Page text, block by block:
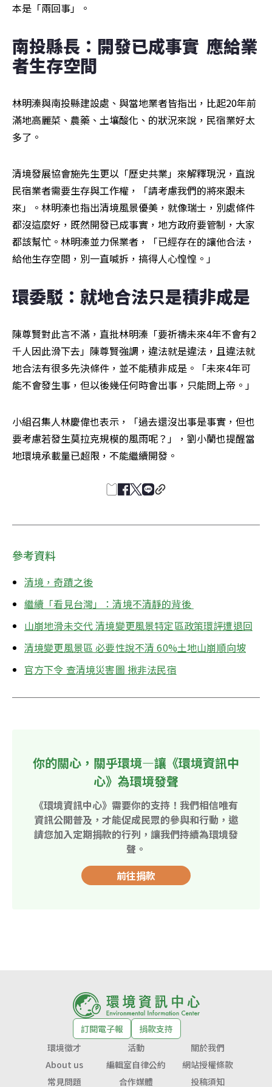
本是「兩回事」。
南投縣長：開發已成事實  應給業
者生存空間
林明溱與南投縣建設處、與當地業者皆指出，比起20年前
滿地高麗菜、農藥、土壤酸化、的狀況來說，民宿業好太
多了。
清境發展協會施先生更以「歷史共業」來解釋現況，直說
民宿業者需要生存與工作權，「請考慮我們的將來跟未
來」。林明溱也指出清境風景優美，就像瑞士，別處條件
都沒這麼好，既然開發已成事實，地方政府要管制，大家
都該幫忙。林明溱並力保業者，「已經存在的讓他合法，
給他生存空間，別一直喊拆，搞得人心惶惶。」
環委駁：就地合法只是積非成是
陳尊賢對此言不滿，直批林明溱「要祈禱未來4年不會有2
千人因此滑下去」陳尊賢強調，違法就是違法，且違法就
地合法有很多先決條件，並不能積非成是。「未來4年可
能不會發生事，但以後幾任何時會出事，只能問上帝。」
小組召集人林慶偉也表示，「過去還沒出事是事實，但也
要考慮若發生莫拉克規模的風雨呢？」，劉小蘭也提醒當
地環境承載量已超限，不能繼續開發。
參考資料
清境，奇蹟之後
繼續「看見台灣」：清境不清靜的背後
山崩地滑未交代 清境變更風景特定區政策環評遭退回
清境變更風景區 必要性說不清 60%土地山崩順向坡
官方下令 查清境災害圖 揪非法民宿
你的關心，關乎環境—讓《環境資訊中
心》為環境發聲
《環境資訊中心》需要你的支持！我們相信唯有
資訊公開普及，才能促成民眾的參與和行動，邀
請您加入定期捐款的行列，讓我們持續為環境發
聲。
前往捐款
訂閱電子報
捐款支持
環境徵才
活動
關於我們
About us
編輯室自律公約
網站授權條款
常見問題
合作媒體 投稿須知